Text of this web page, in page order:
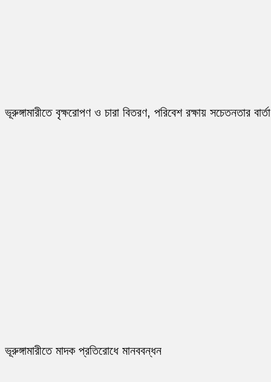
ভূরুঙ্গামারীতে বৃক্ষরোপণ ও চারা বিতরণ, পরিবেশ রক্ষায় সচেতনতার বার্তা
ভূরুঙ্গামারীতে মাদক প্রতিরোধে মানববন্ধন